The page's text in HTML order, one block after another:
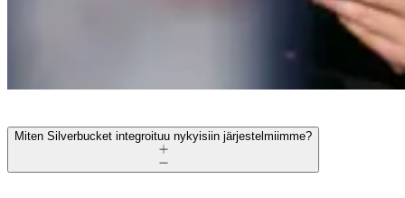
Miten Silverbucket integroituu nykyisiin järjestelmiimme?